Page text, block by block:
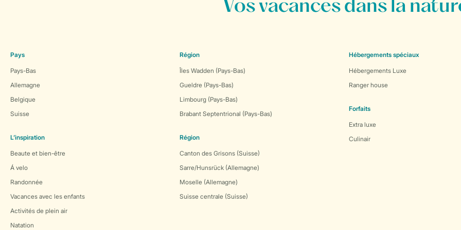
Vos vacances dans la
Pays
Pays-Bas
Allemagne
Belgique
Suisse
L’inspiration
Beaute et bien-être
Á velo
Randonnée
Vacances avec les enfants
Activités de plein air
Natation
Région
Îles Wadden (Pays-Bas)
Gueldre (Pays-Bas)
Limbourg (Pays-Bas)
Brabant Septentrional (Pays-Bas)
Région
Canton des Grisons (Suisse)
Sarre/Hunsrück (Allemagne)
Moselle (Allemagne)
Suisse centrale (Suisse)
Hébergements spéciaux
Hébergements Luxe
Ranger house
Forfaits
Extra luxe
Culinair